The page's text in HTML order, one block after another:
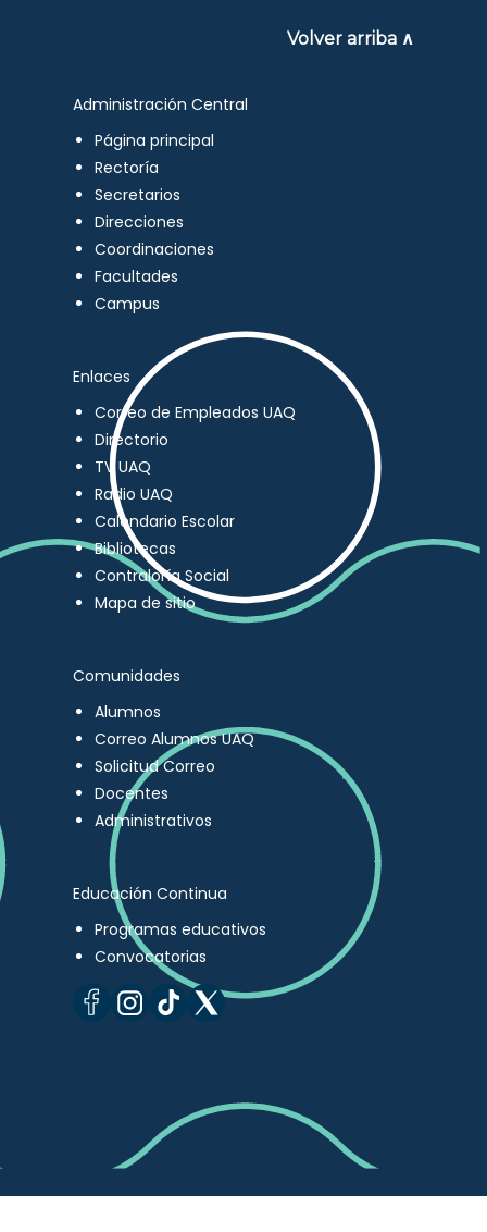
Volver arriba ∧
Administración Central
Página principal
Rectoría
Secretarios
Direcciones
Coordinaciones
Facultades
Campus
Enlaces
Correo de Empleados UAQ
Directorio
TV UAQ
Radio UAQ
Calendario Escolar
Bibliotecas
Contraloría Social
Mapa de sitio
Comunidades
Alumnos
Correo Alumnos UAQ
Solicitud Correo
Docentes
Administrativos
Educación Continua
Programas educativos
Convocatorias